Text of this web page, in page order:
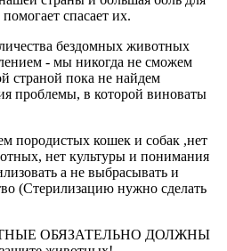
спасает их.
бездомных животных
- мы никогда не сможем
страной пока не найдем
проблемы, в которой виноваты
породистых кошек и собак ,нет
нет культуры и понимания
а не выбрасывать и
(Стерилизацию нужно сделать
ОБЯЗАТЕЛЬНО ДОЛЖНЫ